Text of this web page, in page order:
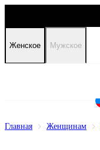
Женское Мужское
Главная Женщинам